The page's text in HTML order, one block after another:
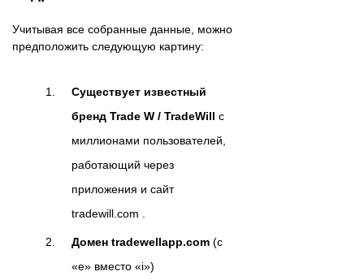
Учитывая все собранные данные, можно
предположить следующую картину:
Существует известный
бренд Trade W / TradeWill с
миллионами пользователей,
работающий через
приложения и сайт
tradewill.com .
Домен tradewellapp.com (с
«e» вместо «i»)